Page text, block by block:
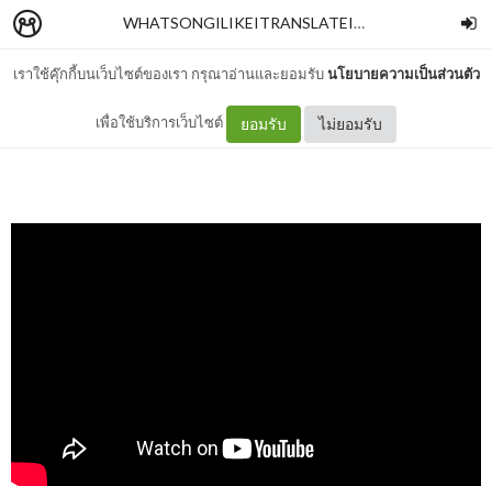
เราใช้คุ๊กกี้บนเว็บไซต์ของเรา กรุณาอ่านและยอมรับนโยบายความเป็นส่วนตัว
เพื่อใช้บริการเว็บไซต์ ยอมรับ ไม่ยอมรับ
WHATSONGILIKEITRANSLATEIT
แปลเพลง Sake - LUSS